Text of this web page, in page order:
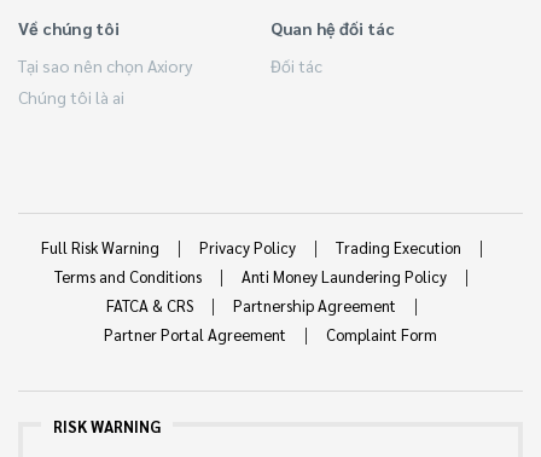
Về chúng tôi
Tại sao nên chọn Axiory
Chúng tôi là ai
Quan hệ đối tác
Đối tác
Full Risk Warning Privacy Policy
Trading Execution
Terms and Conditions
Anti Money Laundering Policy
FATCA & CRS
Partnership Agreement
Partner Portal Agreement
Complaint Form
RISK WARNING